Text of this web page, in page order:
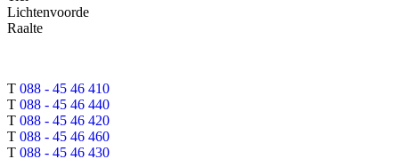
Lichtenvoorde
Raalte
T 088 - 45 46 410
T 088 - 45 46 440
T 088 - 45 46 420
T 088 - 45 46 460
T 088 - 45 46 430